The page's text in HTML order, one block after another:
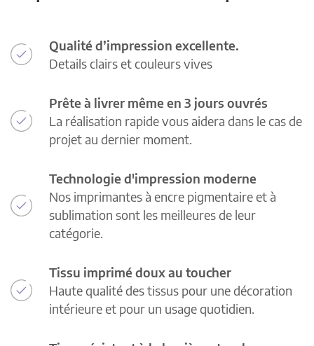
Qualité d’impression excellente.
Details clairs et couleurs vives
Prête à livrer même en 3 jours ouvrés
La réalisation rapide vous aidera dans le cas de
projet au dernier moment.
Technologie d'impression moderne
Nos imprimantes à encre pigmentaire et à
sublimation sont les meilleures de leur
catégorie.
Tissu imprimé doux au toucher
Haute qualité des tissus pour une décoration
intérieure et pour un usage quotidien.